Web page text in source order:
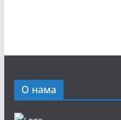
О нама